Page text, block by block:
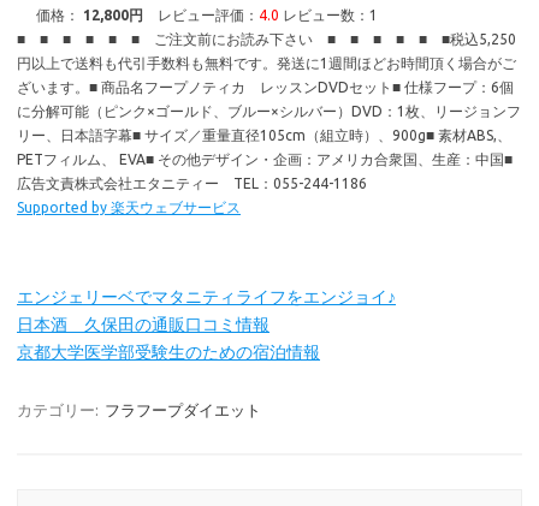
価格： 12,800円 レビュー評価： 4.0 レビュー数：1
■ ■ ■ ■ ■ ■ ご注文前にお読み下さい ■ ■ ■ ■ ■ ■税込5,250
円以上で送料も代引手数料も無料です。発送に1週間ほどお時間頂く場合がご
ざいます。■ 商品名フープノティカ レッスンDVDセット■ 仕様フープ：6個
に分解可能（ピンク×ゴールド、ブルー×シルバー）DVD：1枚、リージョンフ
リー、日本語字幕■ サイズ／重量直径105cm（組立時）、900g■ 素材ABS,、
PETフィルム、 EVA■ その他デザイン・企画：アメリカ合衆国、生産：中国■
広告文責株式会社エタニティー TEL：055-244-1186
Supported by 楽天ウェブサービス
エンジェリーベでマタニティライフをエンジョイ♪
日本酒 久保田の通販口コミ情報
京都大学医学部受験生のための宿泊情報
カテゴリー: フラフープダイエット